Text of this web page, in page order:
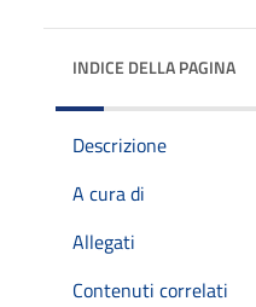
INDICE DELLA PAGINA
Descrizione
A cura di
Allegati
Contenuti correlati